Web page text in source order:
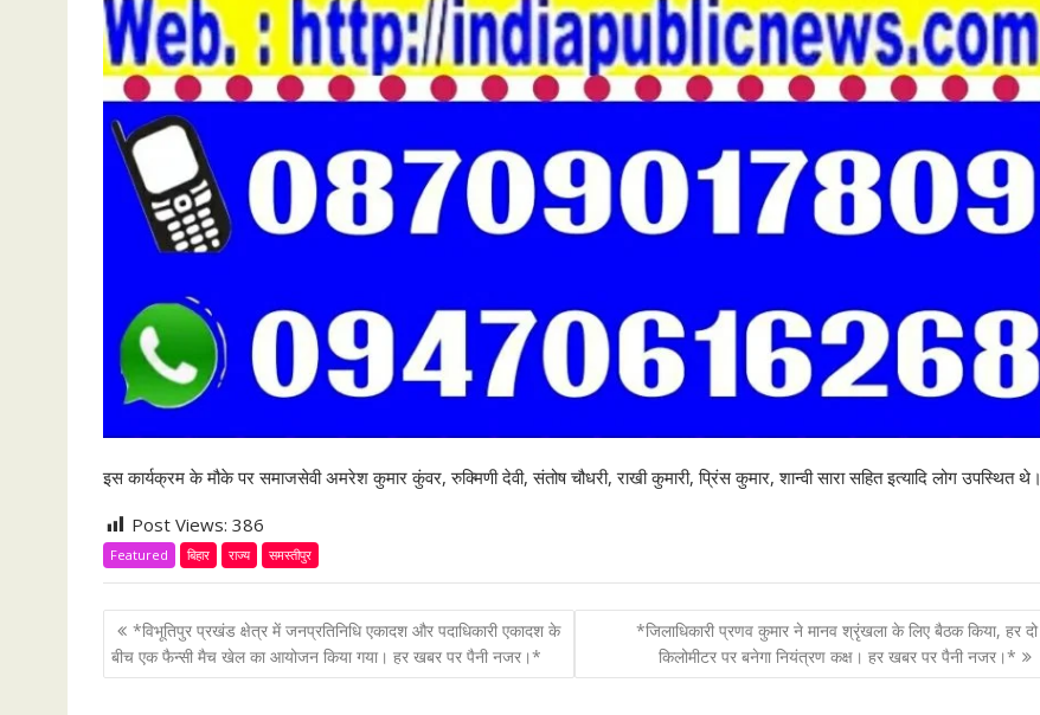
इस कार्यक्रम के मौके पर समाजसेवी अमरेश कुमार कुंवर, रुक्मिणी देवी, संतोष चौधरी, राखी कुमारी, प्रिंस कुमार, शान्वी सारा सहित इत्यादि लोग उपस्थित थे।
Post Views: 386
Featured बिहार राज्य समस्तीपुर
P
o
*विभूतिपुर प्रखंड क्षेत्र में जनप्रतिनिधि एकादश और पदाधिकारी एकादश के
बीच एक फैन्सी मैच खेल का आयोजन किया गया। हर खबर पर पैनी नजर।*
*जिलाधिकारी प्रणव कुमार ने मानव श्रृंखला के लिए बैठक किया, हर दो
किलोमीटर पर बनेगा नियंत्रण कक्ष। हर खबर पर पैनी नजर।*